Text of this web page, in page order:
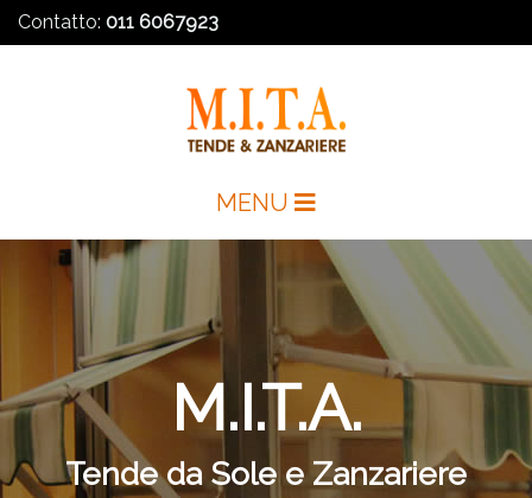
Contatto: 011 6067923
MENU
M.I.T.A.
Tende da Sole e Zanzariere